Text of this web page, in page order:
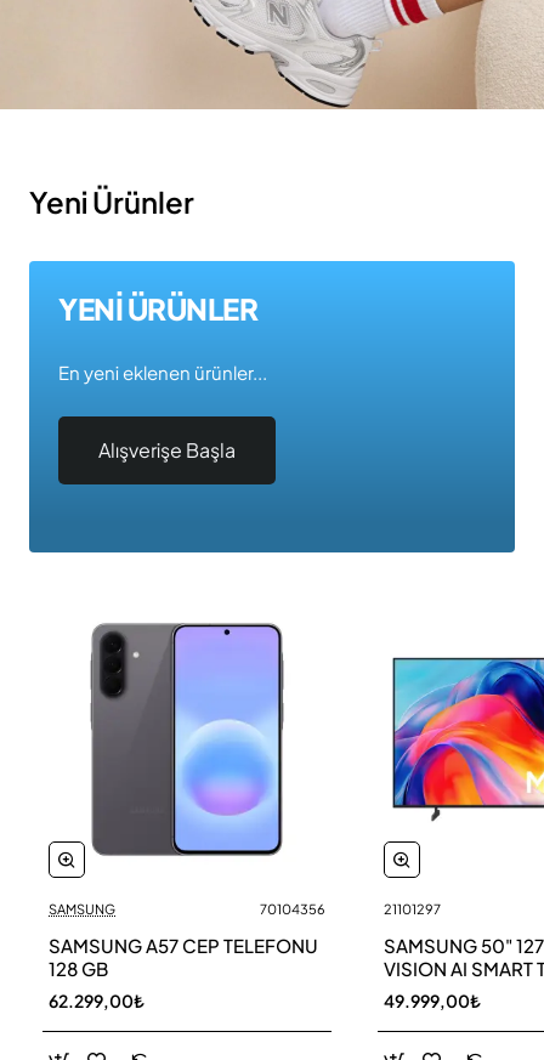
Yeni Ürünler
YENİ ÜRÜNLER
En yeni eklenen ürünler...
Alışverişe Başla
Yeni
SAMSUNG 70104356
SAMSUNG A57 CEP TELEFONU
128 GB
62.299,00₺
21101297
SAMSUNG 50"
VISION AI SMART
UE50M70HAU
49.999,00₺